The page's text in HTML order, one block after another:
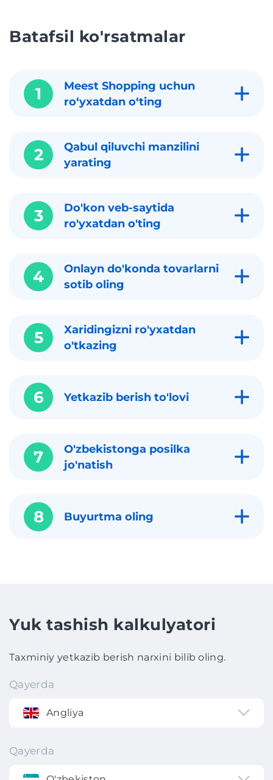
Batafsil ko'rsatmalar
1
Meest Shopping uchun
roʻyxatdan oʻting
2
Qabul qiluvchi manzilini
yarating
3
Do'kon veb-saytida
ro'yxatdan o'ting
4
Onlayn do'konda tovarlarni
sotib oling
5
Xaridingizni ro'yxatdan
o'tkazing
6 Yetkazib berish to'lovi
7
O'zbekistonga posilka
jo'natish
8 Buyurtma oling
Yuk tashish kalkulyatori
Taxminiy yetkazib berish narxini bilib oling.
Qayerda
Angliya
Qayerda